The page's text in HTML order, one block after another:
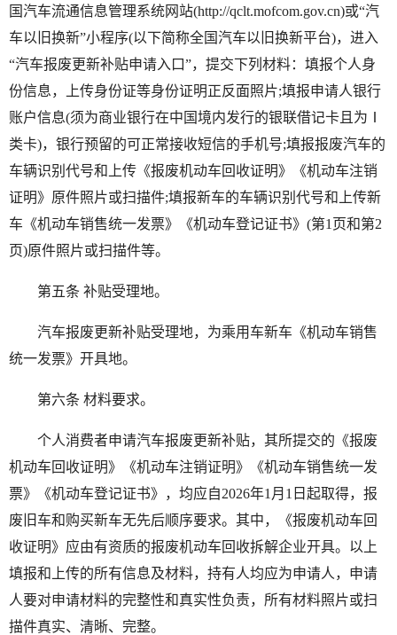
国汽车流通信息管理系统网站(http://qclt.mofcom.gov.cn)或“汽
车以旧换新”小程序(以下简称全国汽车以旧换新平台)，进入
“汽车报废更新补贴申请入口”，提交下列材料：填报个人身
份信息，上传身份证等身份证明正反面照片;填报申请人银行
账户信息(须为商业银行在中国境内发行的银联借记卡且为Ⅰ
类卡)，银行预留的可正常接收短信的手机号;填报报废汽车的
车辆识别代号和上传《报废机动车回收证明》《机动车注销
证明》原件照片或扫描件;填报新车的车辆识别代号和上传新
车《机动车销售统一发票》《机动车登记证书》(第1页和第2
页)原件照片或扫描件等。
第五条 补贴受理地。
汽车报废更新补贴受理地，为乘用车新车《机动车销售
统一发票》开具地。
第六条 材料要求。
个人消费者申请汽车报废更新补贴，其所提交的《报废
机动车回收证明》《机动车注销证明》《机动车销售统一发
票》《机动车登记证书》，均应自2026年1月1日起取得，报
废旧车和购买新车无先后顺序要求。其中，《报废机动车回
收证明》应由有资质的报废机动车回收拆解企业开具。以上
填报和上传的所有信息及材料，持有人均应为申请人，申请
人要对申请材料的完整性和真实性负责，所有材料照片或扫
描件真实、清晰、完整。